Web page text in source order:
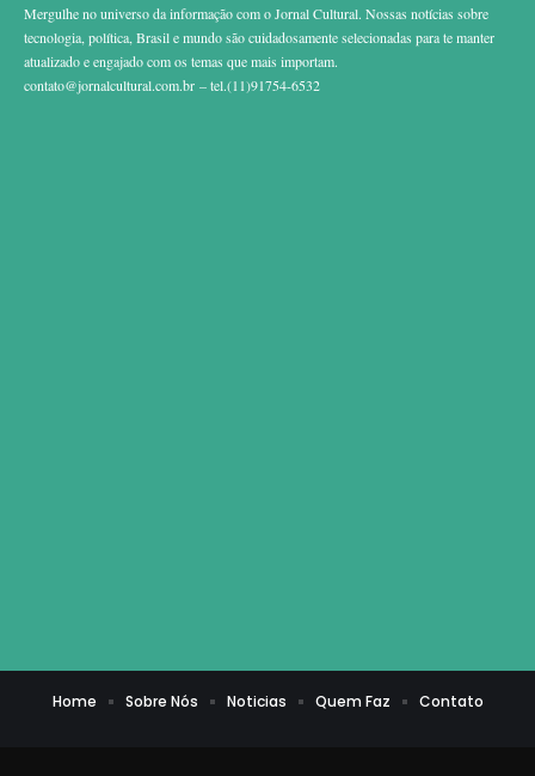
Mergulhe no universo da informação com o Jornal Cultural. Nossas notícias sobre
tecnologia, política, Brasil e mundo são cuidadosamente selecionadas para te manter
atualizado e engajado com os temas que mais importam.
contato@jornalcultural.com.br – tel.(11)91754-6532
Home Sobre Nós Noticias Quem Faz Contato